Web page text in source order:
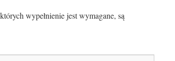
wypełnienie jest wymagane, są